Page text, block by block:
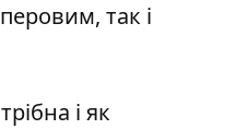
так і
і як